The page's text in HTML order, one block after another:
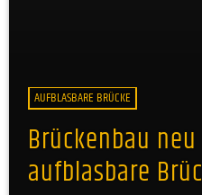
AUFBLASBARE BRÜCKE
Brückenbau
aufblasbare